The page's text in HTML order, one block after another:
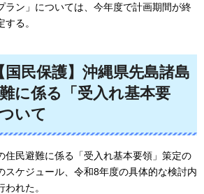
ラン」については、今年度で計画期間が終
る。
国民保護】沖縄県先島諸島
に係る「受入れ基本要
いて
住民避難に係る「受入れ基本要領」策定の
スケジュール、令和8年度の具体的な検討内
れた。